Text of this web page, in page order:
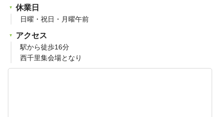
休業日
日曜・祝日・月曜午前
アクセス
駅から徒歩16分
西千里集会場となり